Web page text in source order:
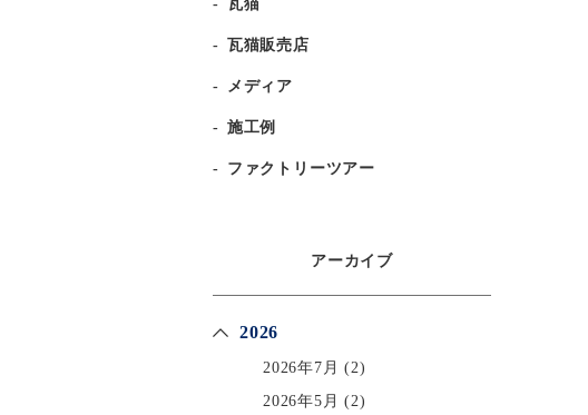
瓦猫
瓦猫販売店
メディア
施工例
ファクトリーツアー
アーカイブ
2026
2026年7月 (2)
2026年5月 (2)